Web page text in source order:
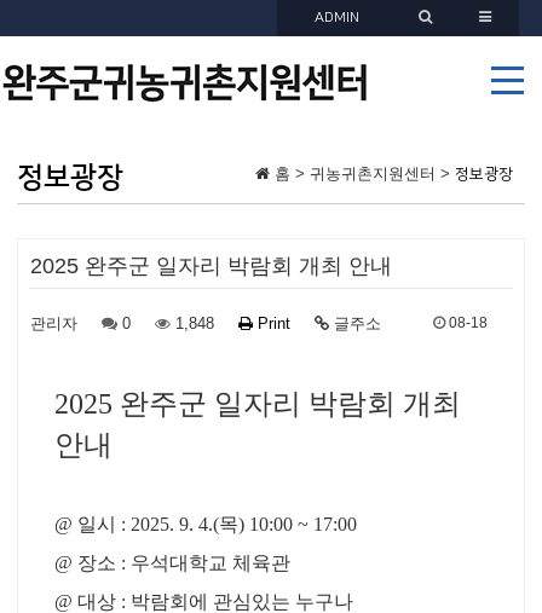
ADMIN
정보광장 홈 > 귀농귀촌지원센터 > 정보광장
2025 완주군 일자리 박람회 개최 안내
관리자 0 1,848 Print 글주소 08-18
2025 완주군 일자리 박람회 개최
안내
@ 일시 : 2025. 9. 4.(목) 10:00 ~ 17:00
@ 장소 : 우석대학교 체육관
@ 대상 : 박람회에 관심있는 누구나